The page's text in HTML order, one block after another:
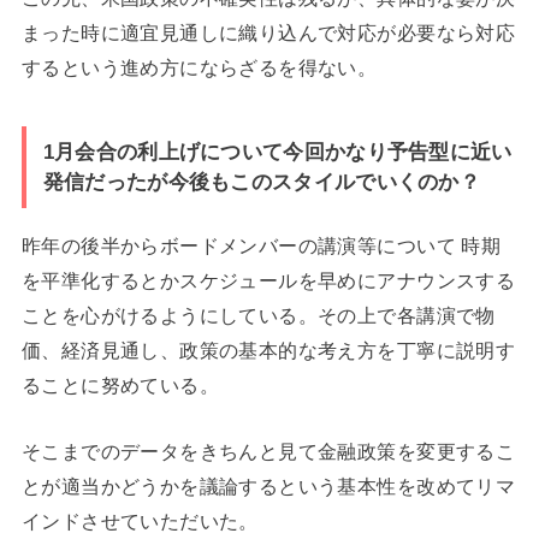
まった時に適宜見通しに織り込んで対応が必要なら対応
するという進め方にならざるを得ない。
1月会合の利上げについて今回かなり予告型に近い
発信だったが今後もこのスタイルでいくのか？
昨年の後半からボードメンバーの講演等について 時期
を平準化するとかスケジュールを早めにアナウンスする
ことを心がけるようにしている。その上で各講演で物
価、経済見通し、政策の基本的な考え方を丁寧に説明す
ることに努めている。
そこまでのデータをきちんと見て金融政策を変更するこ
とが適当かどうかを議論するという基本性を改めてリマ
インドさせていただいた。